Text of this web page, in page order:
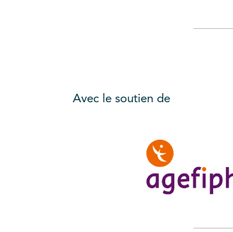
Avec le soutien de